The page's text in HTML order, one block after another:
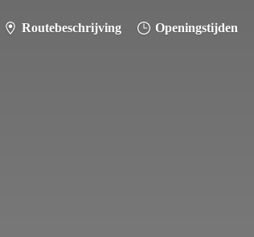
Routebeschrijving Openingstijden